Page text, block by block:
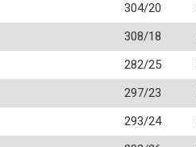
304/20
308/18
282/25
297/23
293/24